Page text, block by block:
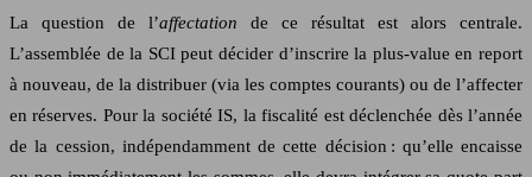
La question de l’affectation de ce résultat est alors centrale.
L’assemblée de la SCI peut décider d’inscrire la plus-value en report
à nouveau, de la distribuer (via les comptes courants) ou de l’affecter
en réserves. Pour la société IS, la fiscalité est déclenchée dès l’année
de la cession, indépendamment de cette décision : qu’elle encaisse